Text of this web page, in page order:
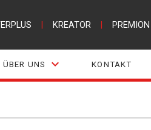
KREATOR PREMION
ÜBER UNS KONTAKT